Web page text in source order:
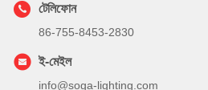
টেলিফোন
86-755-8453-2830
ই-মেইল
info@soga-lighting.com